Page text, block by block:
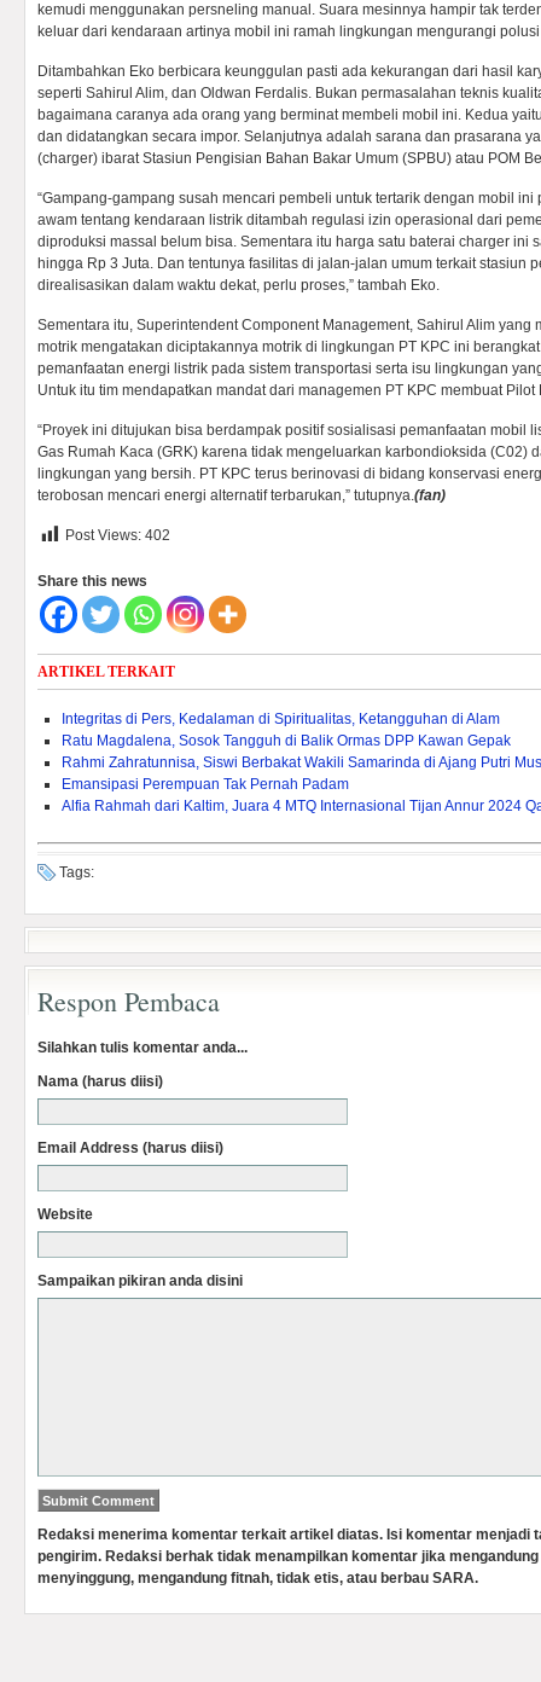
kemudi menggunakan persneling manual. Suara mesinnya hampir tak
keluar dari kendaraan artinya mobil ini ramah lingkungan mengurangi
Ditambahkan Eko berbicara keunggulan pasti ada kekurangan dari hasil
seperti Sahirul Alim, dan Oldwan Ferdalis. Bukan permasalahan teknis
bagaimana caranya ada orang yang berminat membeli mobil ini. Kedua
dan didatangkan secara impor. Selanjutnya adalah sarana dan prasarana
(charger) ibarat Stasiun Pengisian Bahan Bakar Umum (SPBU) atau POM
“Gampang-gampang susah mencari pembeli untuk tertarik dengan mobil ini
awam tentang kendaraan listrik ditambah regulasi izin operasional dari
diproduksi massal belum bisa. Sementara itu harga satu baterai charger ini
hingga Rp 3 Juta. Dan tentunya fasilitas di jalan-jalan umum terkait stasiun
direalisasikan dalam waktu dekat, perlu proses,” tambah Eko.
Sementara itu, Superintendent Component Management, Sahirul Alim yang
motrik mengatakan diciptakannya motrik di lingkungan PT KPC ini
pemanfaatan energi listrik pada sistem transportasi serta isu lingkungan
Untuk itu tim mendapatkan mandat dari managemen PT KPC membuat Pilot
“Proyek ini ditujukan bisa berdampak positif sosialisasi pemanfaatan mobil
Gas Rumah Kaca (GRK) karena tidak mengeluarkan karbondioksida (C02)
lingkungan yang bersih. PT KPC terus berinovasi di bidang konservasi
terobosan mencari energi alternatif terbarukan,” tutupnya.(fan)
Post Views: 402
Share this news
ARTIKEL TERKAIT
Integritas di Pers, Kedalaman di Spiritualitas, Ketangguhan di Alam
Ratu Magdalena, Sosok Tangguh di Balik Ormas DPP Kawan Gepak
Rahmi Zahratunnisa, Siswi Berbakat Wakili Samarinda di Ajang Putri
Emansipasi Perempuan Tak Pernah Padam
Alfia Rahmah dari Kaltim, Juara 4 MTQ Internasional Tijan Annur 2024
Tags:
Respon Pembaca
Silahkan tulis komentar anda...
Nama (harus diisi)
Email Address (harus diisi)
Website
Sampaikan pikiran anda disini
Redaksi menerima komentar terkait artikel diatas. Isi komentar menjadi
pengirim. Redaksi berhak tidak menampilkan komentar jika
menyinggung, mengandung fitnah, tidak etis, atau berbau SARA.